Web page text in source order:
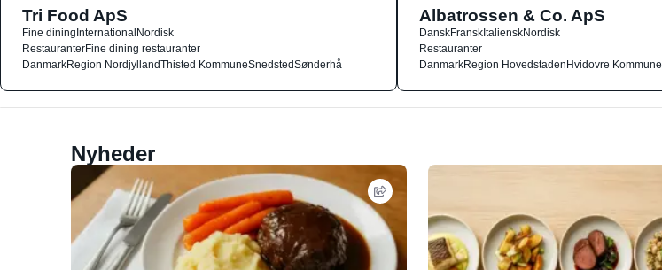
Tri Food ApS
Fine diningInternationalNordisk
RestauranterFine dining restauranter
DanmarkRegion NordjyllandThisted KommuneSnedstedSønderhå
Albatrossen & Co. ApS
DanskFranskItalienskNordisk
Restauranter
DanmarkRegion HovedstadenHvidovre Kommune
Nyheder